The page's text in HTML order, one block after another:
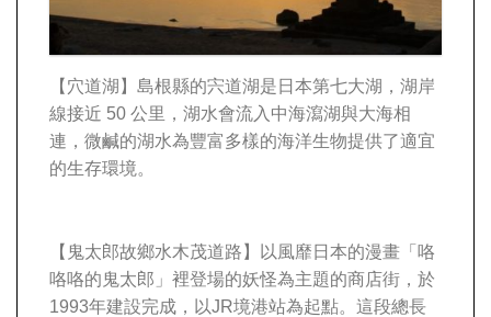
【穴道湖】 島根縣的宍道湖是日本第七大湖，湖岸
線接近 50 公里，湖水會流入中海瀉湖與大海相
連，微鹹的湖水為豐富多樣的海洋生物提供了適宜
的生存環境。
【鬼太郎故鄉水木茂道路】
以風靡日本的漫畫「咯
咯咯的鬼太郎」裡登場的妖怪為主題的商店街，於
1993年建設完成，以JR境港站為起點。這段總長